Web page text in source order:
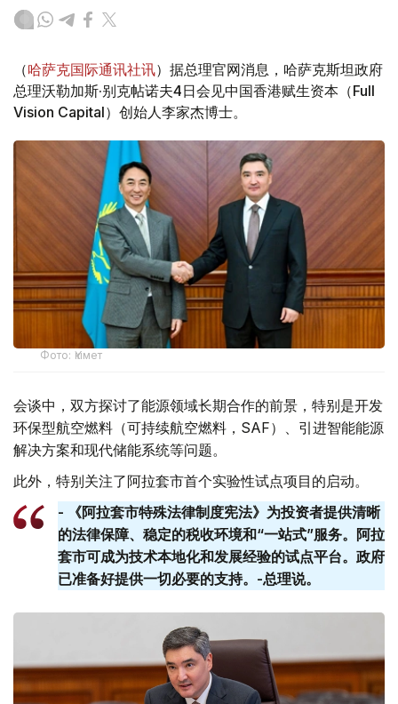
（哈萨克国际通讯社讯）据总理官网消息，哈萨克斯坦政府
总理沃勒加斯·别克帖诺夫4日会见中国香港赋生资本（Full
Vision Capital）创始人李家杰博士。
Фото: Үкімет
会谈中，双方探讨了能源领域长期合作的前景，特别是开发
环保型航空燃料（可持续航空燃料，SAF）、引进智能能源
解决方案和现代储能系统等问题。
此外，特别关注了阿拉套市首个实验性试点项目的启动。
- 《阿拉套市特殊法律制度宪法》为投资者提供清晰
的法律保障、稳定的税收环境和“一站式”服务。阿拉
套​​市可成为技术本地化和发展经验的试点平台。政府
已准备好提供一切必要的支持。-总理说。